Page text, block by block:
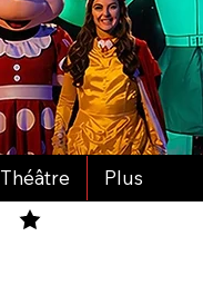
Théâtre Plus